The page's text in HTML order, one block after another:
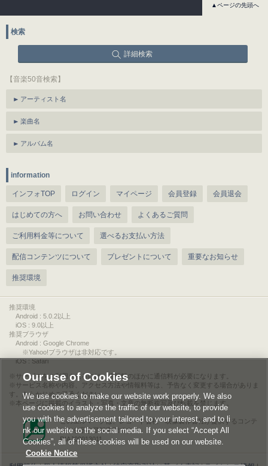
▲ページの先頭へ
検索
詳細検索
【音楽50音検索】
アーティスト名
楽曲名
アルバム名
information
インフォTOP ログイン マイページ 会員登録 会員退会
はじめての方へ お問い合わせ よくあるご質問
ご利用料金等について 選べるお支払い方法
配信コンテンツについて プレゼントについて 重要なお知らせ
推奨環境
推奨環境
Android : 5.0.2以上
iOS : 9.0以上
推奨ブラウザ
Android : Google Chrome
※Yahoo!ブラウザは非対応です。
iOS : Safari
サービスをご利用されるには、情報料のほかに通信料が必要になります。
サービス名称や内容、アクセス方法や情報料等は、予告なく変更する場合がありま
す。あらかじめご了承ください。
本ページに掲載のイラスト・写真・文章の無断複写及び転載を禁じます。
このエルマークは、レコード会社・映像製作会社が提供するコンテ
ンツを示す登録商標です。
RIAJ00013011
Our use of Cookies
We use cookies to make our website work properly. We also
use cookies to analyze the traffic of our website, to provide
you with the advertisement tailored to your interest, and to li
nk our website to the social media. If you select “Accept All
Cookies”, all of these cookies will be used on our website.
Cookie Notice